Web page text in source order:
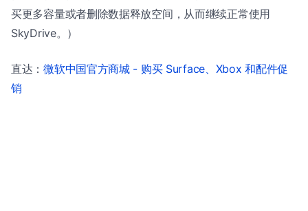
买更多容量或者删除数据释放空间，从而继续正常使用
SkyDrive。）
直达：微软中国官方商城 - 购买 Surface、Xbox 和配件促
销